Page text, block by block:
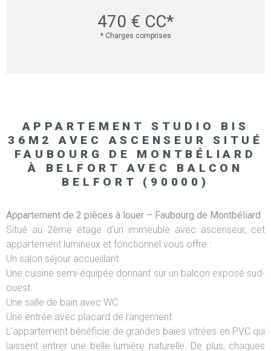
470 € CC*
* Charges comprises
APPARTEMENT STUDIO BIS
36M2 AVEC ASCENSEUR SITUÉ
FAUBOURG DE MONTBÉLIARD
À BELFORT AVEC BALCON
BELFORT (90000)
Appartement de 2 pièces à louer – Faubourg de Montbéliard
Situé au 2ème étage d'un immeuble avec ascenseur, cet
appartement lumineux et fonctionnel vous offre :
Un salon séjour accueillant
Une cuisine semi-équipée donnant sur un balcon exposé sud-
ouest
Une salle de bain avec WC
Une entrée avec placard de rangement
L'appartement bénéficie de grandes baies vitrées en PVC qui
laissent entrer une belle lumière naturelle. De plus, chaques